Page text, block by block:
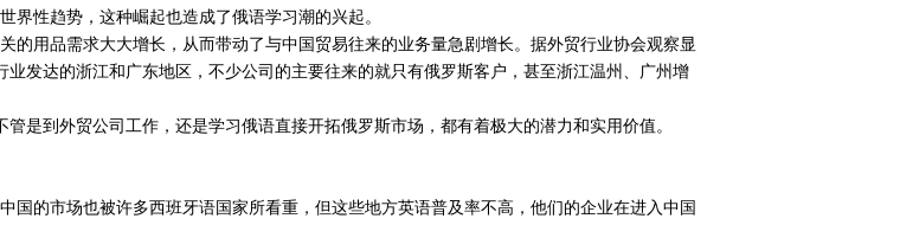
界性趋势，这种崛起也造成了俄语学习潮的兴起。
用品需求大大增长，从而带动了与中国贸易往来的业务量急剧增长。据外贸行业协会观察显
发达的浙江和广东地区，不少公司的主要往来的就只有俄罗斯客户，甚至浙江温州、广州增
是到外贸公司工作，还是学习俄语直接开拓俄罗斯市场，都有着极大的潜力和实用价值。
国的市场也被许多西班牙语国家所看重，但这些地方英语普及率不高，他们的企业在进入中国